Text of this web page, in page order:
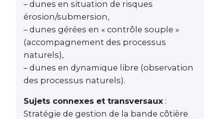
– dunes en situation de risques
érosion/submersion,
– dunes gérées en « contrôle souple »
(accompagnement des processus
naturels),
– dunes en dynamique libre (observation
des processus naturels).
Sujets connexes et transversaux:
Stratégie de gestion de la bande côtière